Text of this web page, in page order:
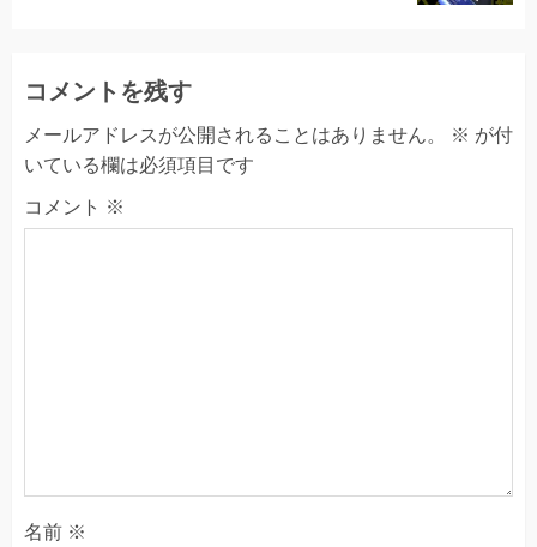
コメントを残す
メールアドレスが公開されることはありません。 ※ が付
いている欄は必須項目です
コメント ※
名前 ※